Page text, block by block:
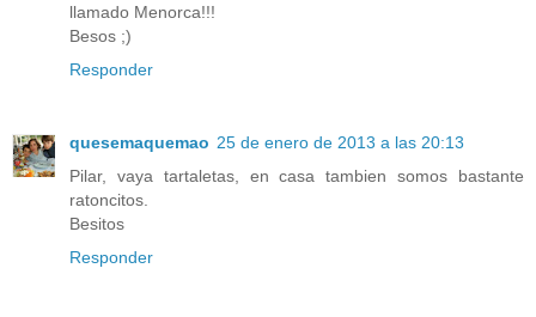
llamado Menorca!!!
Besos ;)
Responder
quesemaquemao 25 de enero de 2013 a las 20:13
Pilar, vaya tartaletas, en casa tambien somos bastante
ratoncitos.
Besitos
Responder